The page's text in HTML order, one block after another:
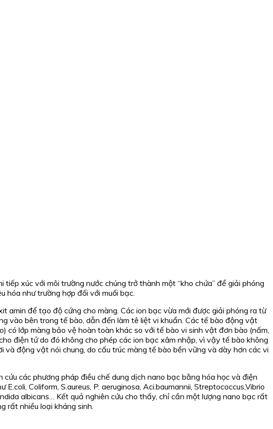
xúc với môi trường nước chúng trở thành một “kho chứa” để giải phóng
hóa như trường hợp đối với muối bạc.
amin để tạo độ cứng cho màng. Các ion bạc vừa mới được giải phóng ra từ
vào bên trong tế bào, dẫn đến làm tê liệt vi khuẩn. Các tế bào động vật
lớp màng bảo vệ hoàn toàn khác so với tế bào vi sinh vật đơn bào (nấm,
điện tử do đó không cho phép các ion bạc xâm nhập, vì vậy tế bào không
động vật nói chung, do cấu trúc màng tế bào bền vững và dày hơn các vi
các phương pháp điều chế dung dịch nano bạc bằng hóa học và điện
Coliform, S.aureus, P. aeruginosa, Aci.baumannii, Streptococcus,Vibrio
albicans… Kết quả nghiên cứu cho thấy, chỉ cần một lượng nano bạc rất
rất nhiều loại kháng sinh.